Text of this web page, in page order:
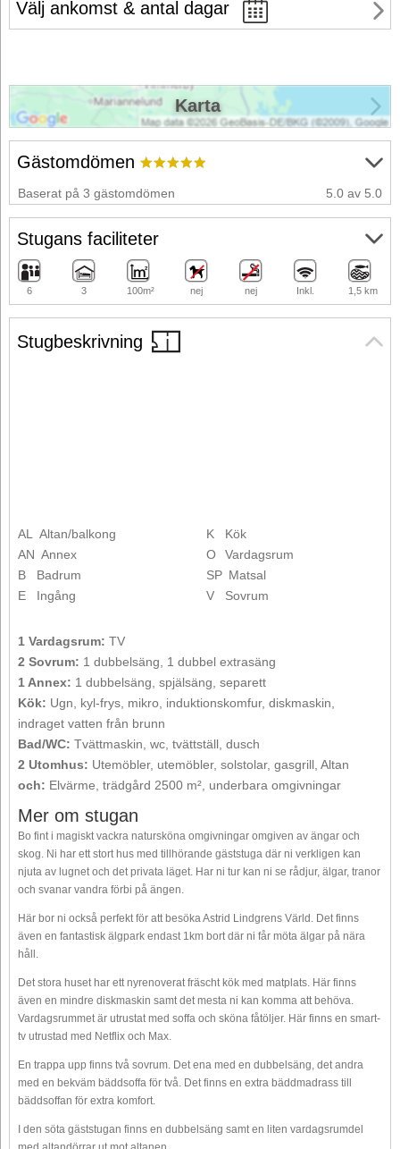
Välj ankomst & antal dagar
Stugbeskrivning
AL
Altan/balkong
AN Annex
B
Badrum
E
Ingång
K
Kök
O
Vardagsrum
SP Matsal
V
Sovrum
1 Vardagsrum: TV
2 Sovrum: 1 dubbelsäng, 1 dubbel extrasäng
1 Annex: 1 dubbelsäng, spjälsäng, separett
Kök: Ugn, kyl-frys, mikro, induktionskomfur, diskmaskin,
indraget vatten från brunn
Bad/WC: Tvättmaskin, wc, tvättställ, dusch
2 Utomhus: Utemöbler, utemöbler, solstolar, gasgrill, Altan
och: Elvärme, trädgård 2500 m², underbara omgivningar
Mer om stugan
Bo fint i magiskt vackra natursköna omgivningar omgiven av ängar och
skog. Ni har ett stort hus med tillhörande gäststuga där ni verkligen kan
njuta av lugnet och det privata läget. Har ni tur kan ni se rådjur, älgar, tranor
och svanar vandra förbi på ängen.
Här bor ni också perfekt för att besöka Astrid Lindgrens Värld. Det finns
även en fantastisk älgpark endast 1km bort där ni får möta älgar på nära
håll.
Det stora huset har ett nyrenoverat fräscht kök med matplats. Här finns
även en mindre diskmaskin samt det mesta ni kan komma att behöva.
Vardagsrummet är utrustat med soffa och sköna fåtöljer. Här finns en smart-
tv utrustad med Netflix och Max.
En trappa upp finns två sovrum. Det ena med en dubbelsäng, det andra
med en bekväm bäddsoffa för två. Det finns en extra bäddmadrass till
bäddsoffan för extra komfort.
I den söta gäststugan finns en dubbelsäng samt en liten vardagsrumdel
Gästomdömen
Baserat på 3 gästomdömen 5.0 av 5.0
Stugans faciliteter
6 3 100m² nej nej Inkl. 1,5 km
Karta